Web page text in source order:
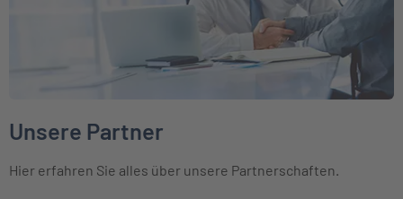
Unsere Partner
Hier erfahren Sie alles über unsere Partnerschaften.